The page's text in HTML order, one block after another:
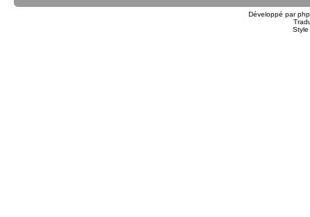
Développé par
Style